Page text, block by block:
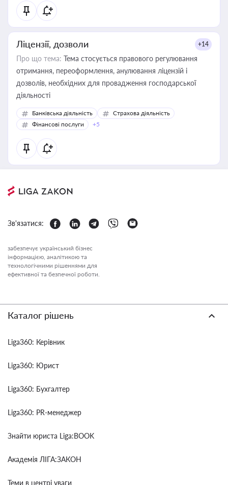
Ліцензії, дозволи +14
Про що тема: Тема стосується правового регулювання
отримання, переоформлення, анулювання ліцензій і
дозволів, необхідних для провадження господарської
діяльності
Банківська діяльність
Страхова діяльність
Фінансові послуги
+5
Зв'язатися:
забезпечує український бізнес
інформацією, аналітикою та
технологічними рішеннями для
ефективної та безпечної роботи.
Каталог рішень
Liga360: Керівник
Liga360: Юрист
Liga360: Бухгалтер
Liga360: PR-менеджер
Знайти юриста Liga:BOOK
Академія ЛІГА:ЗАКОН
Теми в центрі уваги